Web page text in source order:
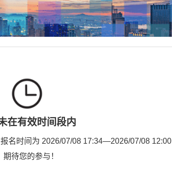
在有效时间段内
名时间为 2026/07/08 17:34—2026/07/08 12:00
期待您的参与！